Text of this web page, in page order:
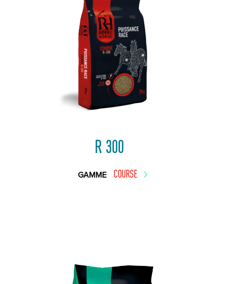
R 300
GAMME COURSE